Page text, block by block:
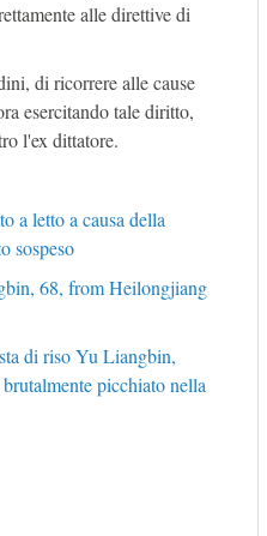
alle direttive di
di ricorrere alle cause
esercitando tale diritto,
l'ex dittatore.
a letto a causa della
sospeso
68, from Heilongjiang
di riso Yu Liangbin,
picchiato nella